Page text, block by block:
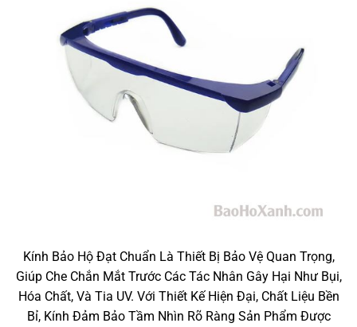
Kính Bảo Hộ Đạt Chuẩn Là Thiết Bị Bảo Vệ Quan Trọng,
Giúp Che Chắn Mắt Trước Các Tác Nhân Gây Hại Như Bụi,
Hóa Chất, Và Tia UV. Với Thiết Kế Hiện Đại, Chất Liệu Bền
Bỉ, Kính Đảm Bảo Tầm Nhìn Rõ Ràng Sản Phẩm Được